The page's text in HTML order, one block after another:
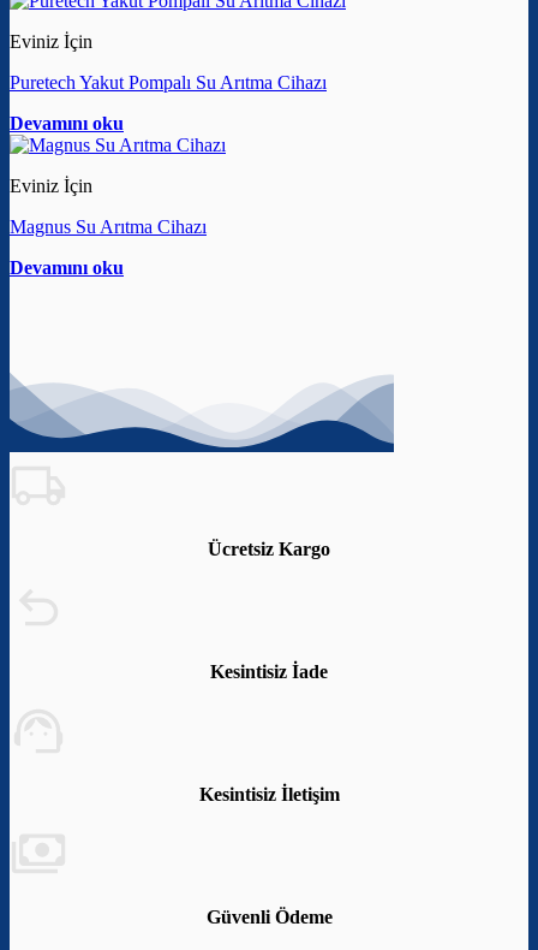
Eviniz İçin
Puretech Yakut Pompalı Su Arıtma Cihazı
Devamını oku
Eviniz İçin
Magnus Su Arıtma Cihazı
Devamını oku
Ücretsiz Kargo
Kesintisiz İade
Kesintisiz İletişim
Güvenli Ödeme